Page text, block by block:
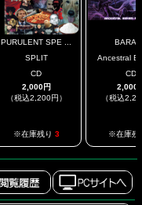
PURULENT SPE ...
SPLIT
CD
2,000円
（税込2,200円）
※在庫残り 3
Ancestral
CD
2,000
（税込
※在庫残